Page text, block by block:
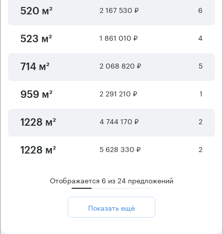
520 м² 2 167 530 ₽ 6
523 м² 1 861 010 ₽ 4
714 м² 2 068 820 ₽ 5
959 м² 2 291 210 ₽ 1
1228 м² 4 744 170 ₽ 2
1228 м² 5 628 330 ₽ 2
Отображается 6 из24 предложений
Показать ещё